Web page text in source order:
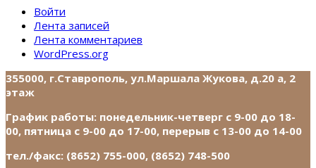
Войти
Лента записей
Лента комментариев
WordPress.org
355000, г.Ставрополь, ул.Маршала Жукова, д.20 а, 2
этаж
График работы: понедельник-четверг с 9-00 до 18-
00, пятница с 9-00 до 17-00, перерыв с 13-00 до 14-00
тел./факс: (8652) 755-000, (8652) 748-500